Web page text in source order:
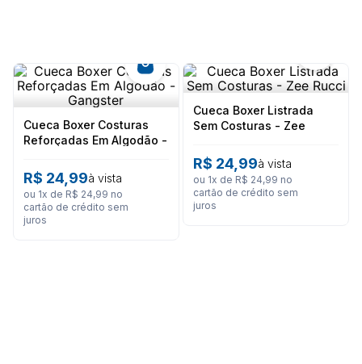
Cueca Boxer Costuras
Reforçadas Em Algodão -
R$ 24 99à vista
ou 1x de R$ 24,99 no
cartão de crédito sem
juros
Cueca Boxer Listrada
Sem Costuras - Zee
R$ 24 99à vista
ou 1x de R$ 24,99 no
cartão de crédito sem
juros